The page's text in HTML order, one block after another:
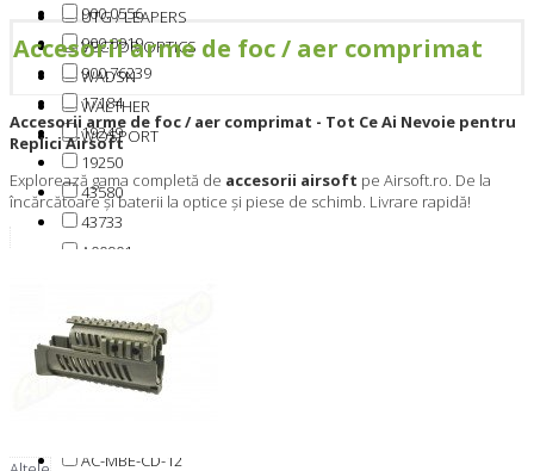
UTG / LEAPERS
VECTOR OPTICS
WADSN
WALTHER
WOSPORT
900.0556
900.0919
900.76239
17184
19249
19250
43580
43733
A00901
A15
A17
A231
AC-MBE-CD-12
Accesorii arme de foc / aer comprimat
Accesorii arme de foc / aer comprimat - Tot Ce Ai Nevoie pentru
Replici Airsoft
Explorează gama completă de accesorii airsoft pe Airsoft.ro. De la
încărcătoare și baterii la optice și piese de schimb. Livrare rapidă!